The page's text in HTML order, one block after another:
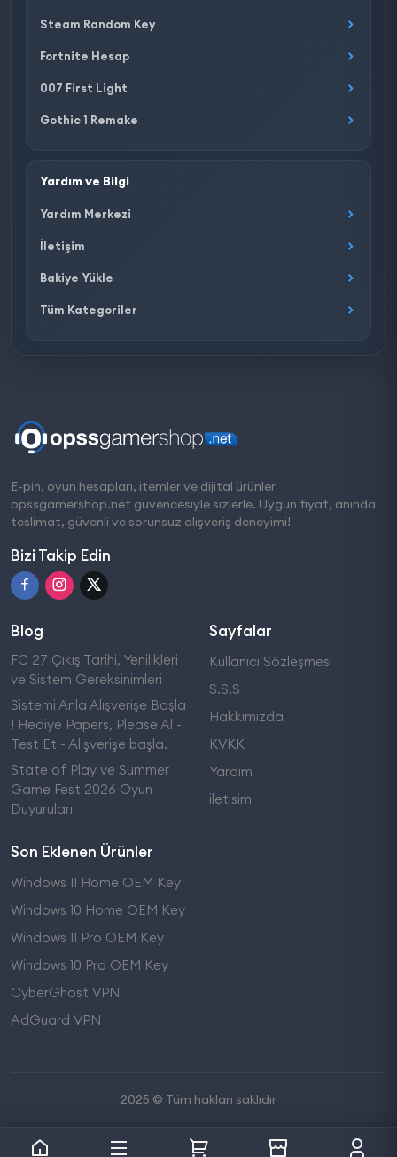
Steam Random Key
Fortnite Hesap
007 First Light
Gothic 1 Remake
Yardım ve Bilgi
Yardım Merkezi
İletişim
Bakiye Yükle
Tüm Kategoriler
E-pin, oyun hesapları, itemler ve dijital ürünler
opssgamershop.net güvencesiyle sizlerle. Uygun fiyat, anında
teslimat, güvenli ve sorunsuz alışveriş deneyimi!
Bizi Takip Edin
Blog
FC 27 Çıkış Tarihi, Yenilikleri
ve Sistem Gereksinimleri
Sistemi Anla Alışverişe Başla
! Hediye Papers, Please Al -
Test Et - Alışverişe başla.
State of Play ve Summer
Game Fest 2026 Oyun
Duyuruları
Sayfalar
Kullanıcı Sözleşmesi
S.S.S
Hakkımızda
KVKK
Yardım
iletisim
Son Eklenen Ürünler
Windows 11 Home OEM Key
Windows 10 Home OEM Key
Windows 11 Pro OEM Key
Windows 10 Pro OEM Key
CyberGhost VPN
AdGuard VPN
2025 © Tüm hakları saklıdır